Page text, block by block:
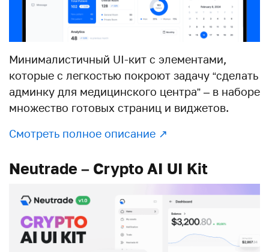
Минималистичный UI-кит с элементами,
которые с легкостью покроют задачу “сделать
админку для медицинского центра” – в наборе
множество готовых страниц и виджетов.
Смотреть полное описание ↗︎
Neutrade – Crypto AI UI Kit